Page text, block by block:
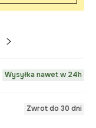
Wysyłka nawet w 24h
Zwrot do 30 dni